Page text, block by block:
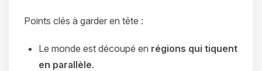
Points clés à garder en tête :
Le monde est découpé en régions qui tiquent
en parallèle.